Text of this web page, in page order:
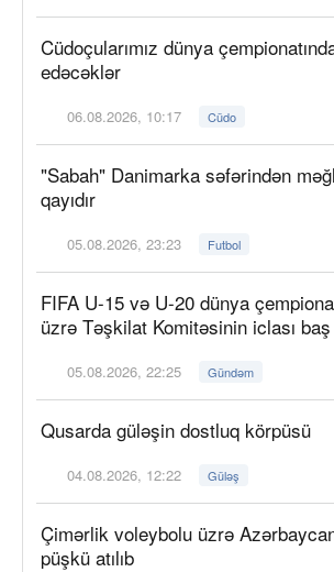
Cüdoçularımız dünya
edəcəklər
06.08.2026, 10:17 Cüdo
"Sabah" Danimarka səfərindən
qayıdır
05.08.2026, 23:23 Futbol
FIFA U-15 və U-20 dünya
üzrə Təşkilat Komitəsinin iclası
05.08.2026, 22:25 Gündəm
Qusarda güləşin dostluq körpüsü
04.08.2026, 12:22 Güləş
Çimərlik voleybolu üzrə
püşkü atılıb